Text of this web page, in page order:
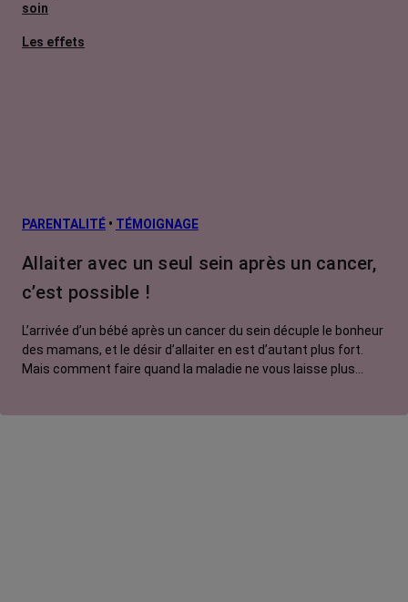
soin
Les effets
L’après cancer
Traitements
contre le cancer
La vie autour
PARENTALITÉ • TÉMOIGNAGE
Allaiter avec un seul sein après un cancer,
c’est possible !
L’arrivée d’un bébé après un cancer du sein décuple le bonheur
des mamans, et le désir d’allaiter en est d’autant plus fort.
Mais comment faire quand la maladie ne vous laisse plus